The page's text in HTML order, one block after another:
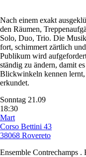
Nach einem exakt
den Räumen,
Solo, Duo, Trio. Die
fort, schimmert zärtlich
Publikum wird
ständig zu ändern, damit
Blickwinkeln kennen lernt,
erkundet.
Sonntag 21.09
18:30
Mart
Corso Bettini 43
38068 Rovereto
Ensemble Contrechamps .